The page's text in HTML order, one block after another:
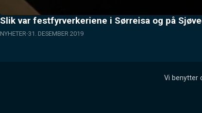
Slik var festfyrverkeriene i Sørreisa og på
NYHETER 31. DESEMBER 2019
Vi benytter